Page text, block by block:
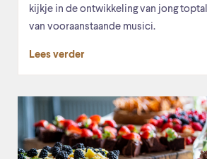
kijkje in de ontwikkeling van jong
van vooraanstaande musici.
Lees verder